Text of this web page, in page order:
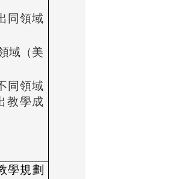
同領域
域（美
同領域
教學成
學規劃